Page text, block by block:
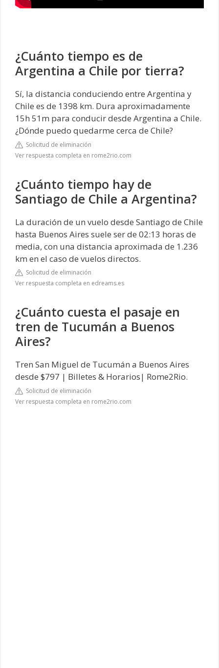
¿Cuánto tiempo es de
Argentina a Chile por tierra?
Sí, la distancia conduciendo entre Argentina y
Chile es de 1398 km. Dura aproximadamente
15h 51m para conducir desde Argentina a Chile.
¿Dónde puedo quedarme cerca de Chile?
Solicitud de eliminación
Ver respuesta completa en rome2rio.com
¿Cuánto tiempo hay de
Santiago de Chile a Argentina?
La duración de un vuelo desde Santiago de Chile
hasta Buenos Aires suele ser de 02:13 horas de
media, con una distancia aproximada de 1.236
km en el caso de vuelos directos.
Solicitud de eliminación
Ver respuesta completa en edreams.es
¿Cuánto cuesta el pasaje en
tren de Tucumán a Buenos
Aires?
Tren San Miguel de Tucumán a Buenos Aires
desde $797 | Billetes & Horarios| Rome2Rio.
Solicitud de eliminación
Ver respuesta completa en rome2rio.com